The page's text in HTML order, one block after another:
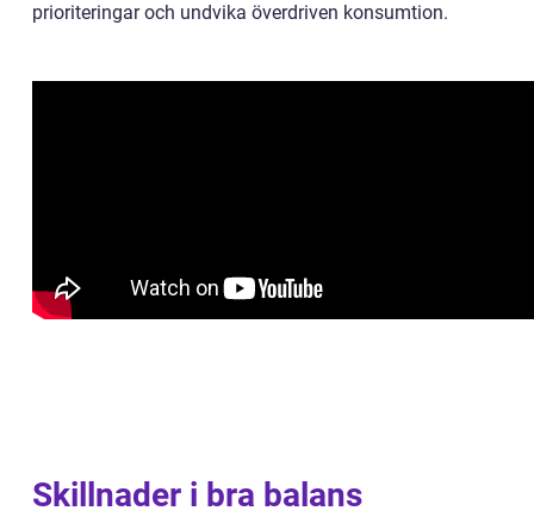
prioriteringar och undvika överdriven konsumtion.
Skillnader i bra balans